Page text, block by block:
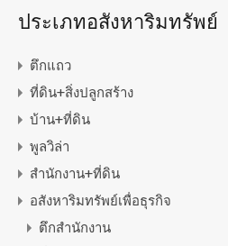
ประเภทอสังหาริมทรัพย์
ตึกแถว
ที่ดิน+สิ่งปลูกสร้าง
บ้าน+ที่ดิน
พูลวิล่า
สำนักงาน+ที่ดิน
อสังหาริมทรัพย์เพื่อธุรกิจ
ตึกสำนักงาน